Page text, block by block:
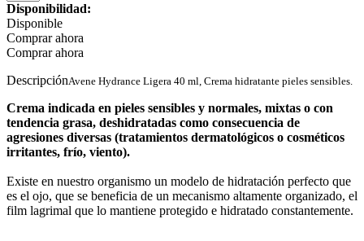
Disponibilidad:
Disponible
Comprar ahora
Comprar ahora
DescripciónAvene Hydrance Ligera 40 ml, Crema hidratante pieles sensibles.
Crema indicada en pieles sensibles y normales, mixtas o con
tendencia grasa, deshidratadas como consecuencia de
agresiones diversas (tratamientos dermatológicos o cosméticos
irritantes, frío, viento).
Existe en nuestro organismo un modelo de hidratación perfecto que
es el ojo, que se beneficia de un mecanismo altamente organizado, el
film lagrimal que lo mantiene protegido e hidratado constantemente.